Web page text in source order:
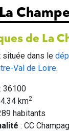
de La
située dans le
Val de Loire.
: 36100
km2
habitants
: CC